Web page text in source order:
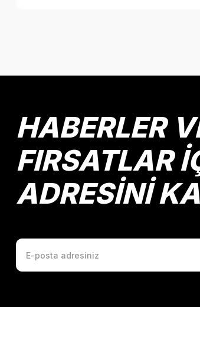
Ürün resmi kalitesiz, bozuk veya
Ürün fiyatı diğer sitelerden daha pahalı.
HABERLER
FIRSATLAR
ADRESİNİ